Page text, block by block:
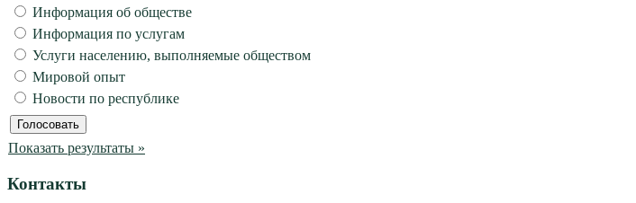
Информация об обществе
Информация по услугам
Услуги населению, выполняемые обществом
Мировой опыт
Новости по республике
Показать результаты »
Контакты